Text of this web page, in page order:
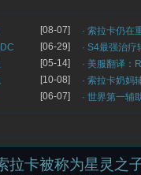
[08-07]
· 索拉卡仍在
[06-29]
· S4最强治
[05-14]
· 美服翻译：
[10-08]
· 索拉卡奶妈
[06-07]
· 世界第一辅
拉卡被称为星灵之